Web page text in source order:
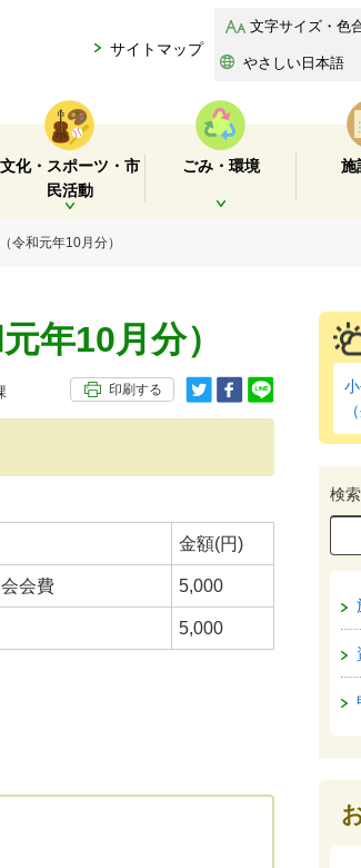
サイトマップ
文字サイズ・色
やさしい日本語
文化・スポーツ・市
民活動
開く
ごみ・環境 施
令和元年10月分）
年10月分）
印刷する
金額(円)
会費 5,000
5,000
検